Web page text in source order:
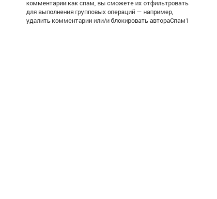
комментарии как спам, вы сможете их отфильтровать
для выполнения групповых операций — например,
удалить комментарии или/и блокировать автораСпам1